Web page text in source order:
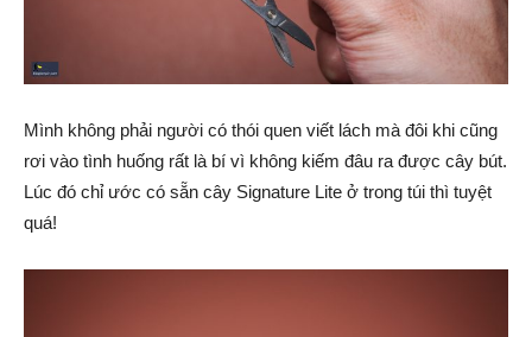
Mình không phải người có thói quen viết lách mà đôi khi cũng
rơi vào tình huống rất là bí vì không kiếm đâu ra được cây bút.
Lúc đó chỉ ước có sẵn cây Signature Lite ở trong túi thì tuyệt
quá!